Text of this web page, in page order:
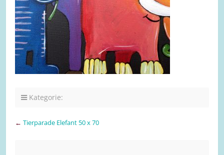
Kategorie:
← Tierparade Elefant 50 x 70